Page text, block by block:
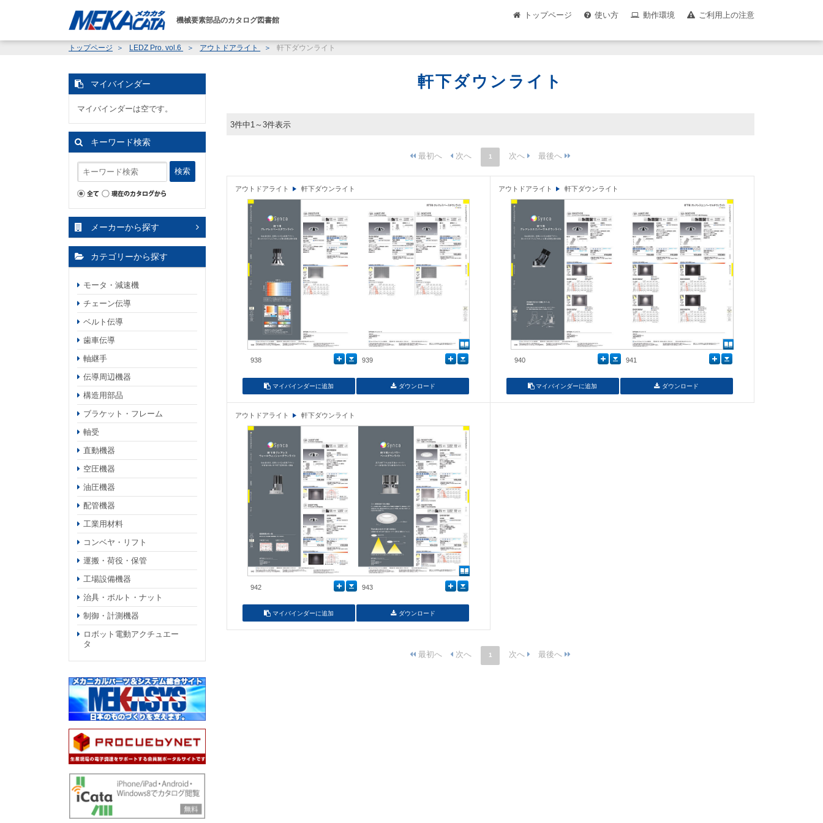
機械要素部品のカタログ図書館
トップページ 使い方 動作環境 ご利用上の注意
トップページ LEDZ Pro. vol.6 アウトドアライト 軒下ダウンライト
軒下ダウンライト
3件中1～3件表示
1
アウトドアライト 軒下ダウンライト
938 939
マイバインダーに追加 ダウンロード
アウトドアライト 軒下ダウンライト
940 941
マイバインダーに追加 ダウンロード
アウトドアライト 軒下ダウンライト
942 943
マイバインダーに追加 ダウンロード
1
マイバインダー
マイバインダーは空です。
キーワード検索
検索
メーカーから探す
カテゴリーから探す
モータ・減速機
チェーン伝導
ベルト伝導
歯車伝導
軸継手
伝導周辺機器
構造用部品
ブラケット・フレーム
軸受
直動機器
空圧機器
油圧機器
配管機器
工業用材料
コンベヤ・リフト
運搬・荷役・保管
工場設備機器
治具・ボルト・ナット
制御・計測機器
ロボット電動アクチュエー
タ